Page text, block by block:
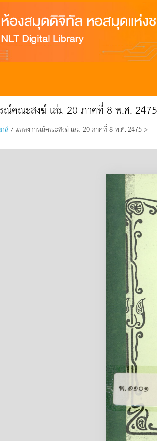
ณ์คณะสงฆ์ เล่ม 20 ภาคที่ 8 พ.ศ. 2475
ส์/ แถลงการณ์คณะสงฆ์ เล่ม 20 ภาคที่ 8 พ.ศ. 2475 >